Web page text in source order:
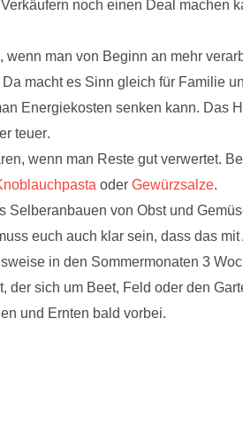
noch einen Deal machen
man von Beginn an mehr
macht es Sinn gleich für Familie
Energiekosten senken kann. Das
teuer.
wenn man Reste gut verwertet.
oder Gewürzsalze.
Selberanbauen von Obst und
euch auch klar sein, dass das mit
in den Sommermonaten 3
der sich um Beet, Feld oder den
und Ernten bald vorbei.